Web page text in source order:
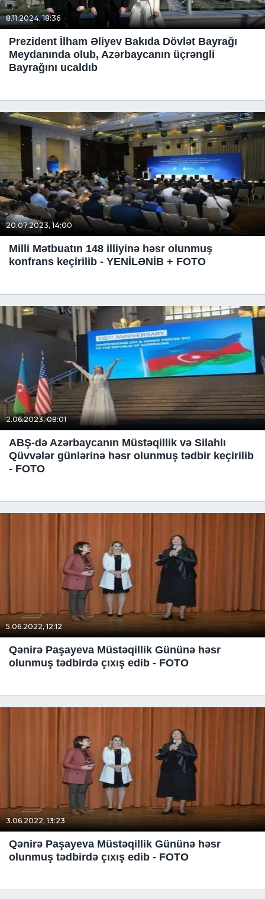
8.11.2024, 18:36
Prezident İlham Əliyev Bakıda Dövlət Bayrağı
Meydanında olub, Azərbaycanın üçrəngli
Bayrağını ucaldıb
20.07.2023, 14:00
Milli Mətbuatın 148 illiyinə həsr olunmuş
konfrans keçirilib - YENİLƏNİB + FOTO
2.06.2023, 08:01
ABŞ-də Azərbaycanın Müstəqillik və Silahlı
Qüvvələr günlərinə həsr olunmuş tədbir keçirilib
- FOTO
5.06.2022, 12:12
Qənirə Paşayeva Müstəqillik Gününə həsr
olunmuş tədbirdə çıxış edib - FOTO
3.06.2022, 13:23
Qənirə Paşayeva Müstəqillik Gününə həsr
olunmuş tədbirdə çıxış edib - FOTO